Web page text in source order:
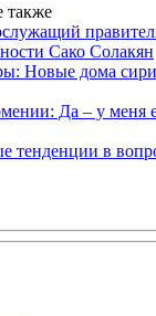
также
Сако Солакян
Новые дома
Да – у меня
в